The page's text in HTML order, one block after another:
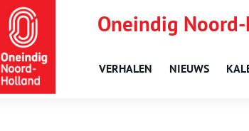
Oneindig
VERHALEN NIEUWS